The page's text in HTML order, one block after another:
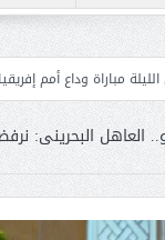
إفريقيا أمام نيجيريا
العاهل البحرينى: